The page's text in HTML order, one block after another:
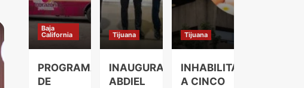
Baja
California
PROGRAMA
DE
Tijuana
INAUGURA
ABDIEL
Tijuana
INHABILITAN
A CINCO